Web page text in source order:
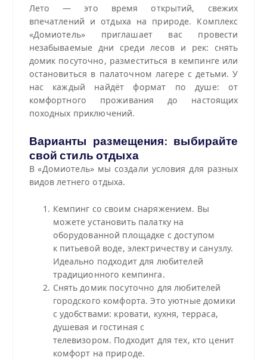
Лето — это время открытий, свежих
впечатлений и отдыха на природе. Комплекс
«Домиотель» приглашает вас провести
незабываемые дни среди лесов и рек: снять
домик посуточно, разместиться в кемпинге или
остановиться в палаточном лагере с детьми. У
нас каждый найдёт формат по душе: от
комфортного проживания до настоящих
походных приключений.
Варианты размещения: выбирайте
свой стиль отдыха
В «Домиотель» мы создали условия для разных
видов летнего отдыха.
Кемпинг со своим снаряжением. Вы
можете установить палатку на
оборудованной площадке с доступом
к питьевой воде, электричеству и санузлу.
Идеально подходит для любителей
традиционного кемпинга.
Снять домик посуточно для любителей
городского комфорта. Это уютные домики
с удобствами: кровати, кухня, терраса,
душевая и гостиная с
телевизором. Подходит для тех, кто ценит
комфорт на природе.